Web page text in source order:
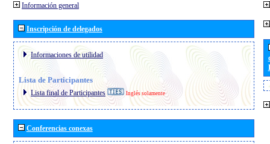
Información general
Inscripción de delegados
Informaciones de utilidad
Lista de Participantes
Lista final de Participantes Inglés solamente
Conferencias conexas